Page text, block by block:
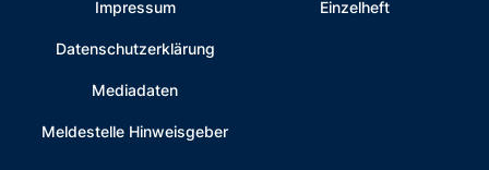
Impressum
Datenschutzerklärung
Mediadaten
Meldestelle Hinweisgeber
Einzelheft